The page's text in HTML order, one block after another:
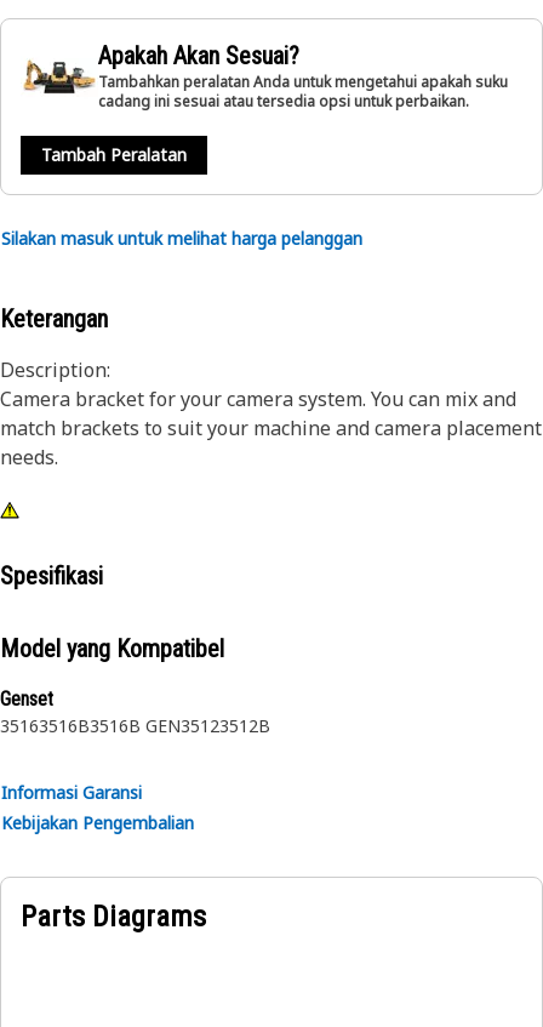
Apakah Akan Sesuai?
Tambahkan peralatan Anda untuk mengetahui apakah suku
cadang ini sesuai atau tersedia opsi untuk perbaikan.
Tambah Peralatan
Silakan masuk untuk melihat harga pelanggan
Keterangan
Description:
Camera bracket for your camera system. You can mix and
match brackets to suit your machine and camera placement
needs.
Spesifikasi
Model yang Kompatibel
Genset
35163516B3516B GEN35123512B
Informasi Garansi
Kebijakan Pengembalian
Parts Diagrams